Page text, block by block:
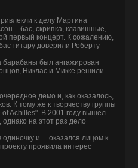
к делу Мартина
– бас, скрипка, клавишные,
первый концерт. К сожалению,
гитару доверили Роберту
барабаны был ангажирован
Никлас и Микке решили
демо и, как оказалось,
К тому же к творчеству группы
Achilles". В 2001 году вышел
на этот раз дело
одиночку и… оказался лицом к
проявила интерес